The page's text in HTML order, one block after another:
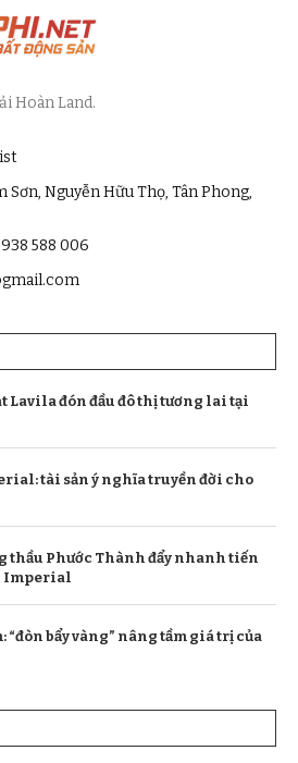
Hoàn Land.
Sơn, Nguyễn Hữu Thọ, Tân Phong,
588 006
Lavila đón đầu đô thị tương lai tại
tài sản ý nghĩa truyền đời cho
thầu Phước Thành đẩy nhanh tiến
Imperial
“đòn bẩy vàng” nâng tầm giá trị của